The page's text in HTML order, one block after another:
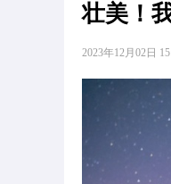
壮美！
2023年12月02日